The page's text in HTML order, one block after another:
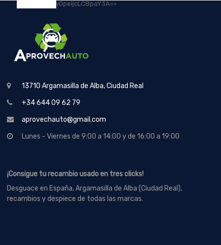
13710 Argamasilla de Alba, Ciudad Real
+34 644 09 62 79
aprovechauto@gmail.com
Lunes - Viernes de 9:00 a 14:00 y de 16:00 a 19:00
¡Consigue tu recambio usado en tres clicks!
Desguace en España, Argamasilla de Alba (Ciudad Real),
recambios y despiece de todas las marcas.